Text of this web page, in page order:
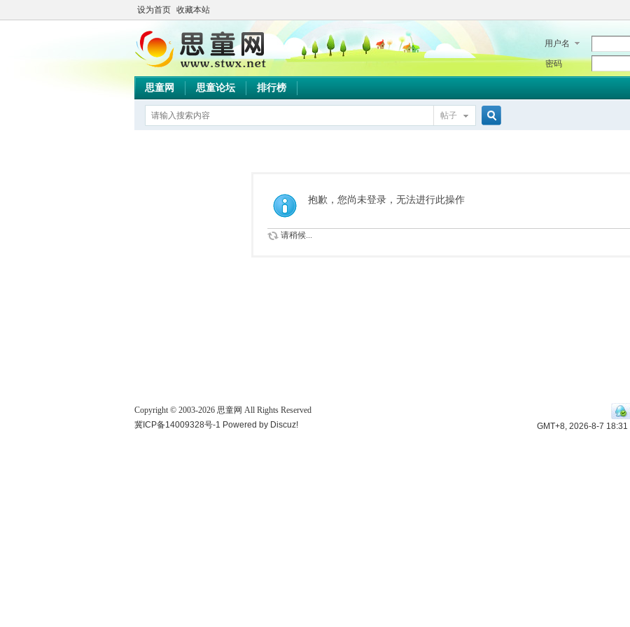
设为首页 收藏本站
用户名
密码
思童网 思童论坛 排行榜
帖子
抱歉，您尚未登录，无法进行此操作
请稍候...
GMT+8, 2026-8-7 18:31
Copyright © 2003-2026 思童网 All Rights Reserved
冀ICP备14009328号-1 Powered by Discuz!